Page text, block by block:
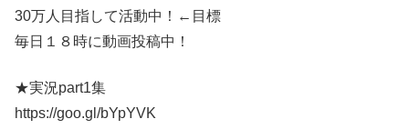
30万人目指して活動中！←目標
毎日１８時に動画投稿中！
★実況part1集
https://goo.gl/bYpYVK